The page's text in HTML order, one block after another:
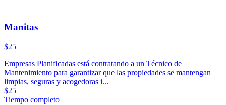
Manitas
$25
Empresas Planificadas está contratando a un Técnico de
Mantenimiento para garantizar que las propiedades se mantengan
limpias, seguras y acogedoras i...
$25
Tiempo completo